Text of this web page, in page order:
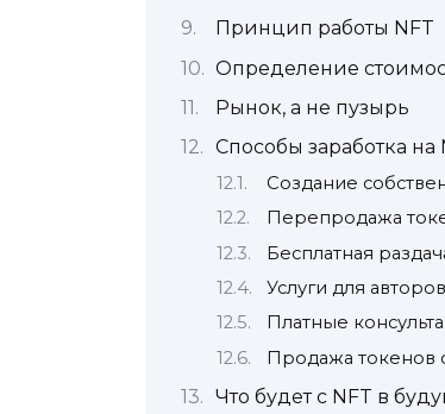
Принцип работы NFT
Определение
Рынок, а не пузырь
Способы заработка на
Создание
Перепродажа
Бесплатная
Услуги для
Платные
Продажа токенов
Что будет с NFT в